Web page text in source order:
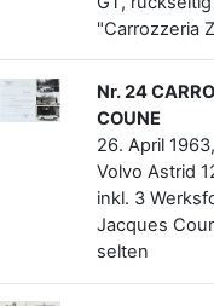
"Carrozzeria
Nr. 24
COUNE
26. April
Volvo Astrid
inkl. 3
Jacques
selten